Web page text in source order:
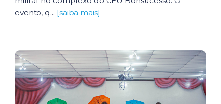
evento, q... [saiba mais]